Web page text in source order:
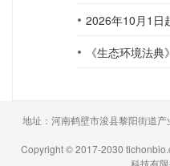
地址：河南鹤壁市浚县黎阳街道
Copyright © 2017-2030
科技有